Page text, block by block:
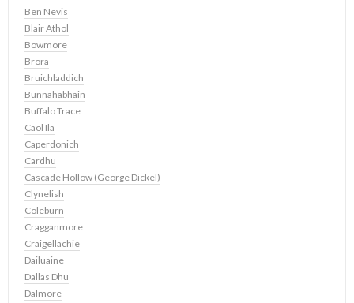
Ben Nevis
Blair Athol
Bowmore
Brora
Bruichladdich
Bunnahabhain
Buffalo Trace
Caol Ila
Caperdonich
Cardhu
Cascade Hollow (George Dickel)
Clynelish
Coleburn
Cragganmore
Craigellachie
Dailuaine
Dallas Dhu
Dalmore